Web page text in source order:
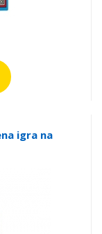
igra na